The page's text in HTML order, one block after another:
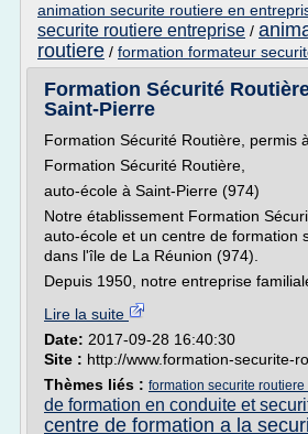
animation securite routiere en
securite routiere entreprise /
routiere / formation formateur
Formation Sécurité
Saint-Pierre
Formation Sécurité Routière, permis
Formation Sécurité Routière,
auto-école à Saint-Pierre (974)
Notre établissement Formation
auto-école et un centre de formation
dans l'île de La Réunion (974).
Depuis 1950, notre entreprise
Lire la suite
Date: 2017-09-28 16:40:30
Site : http://www.formation-securite-
Thèmes liés : formation securite routiere
de formation en conduite et
centre de formation a la